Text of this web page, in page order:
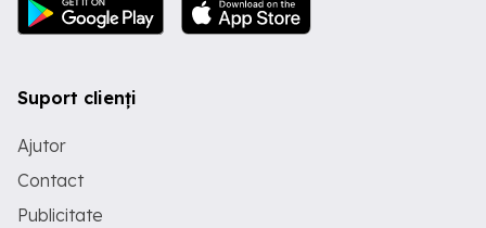
Suport clienți
Ajutor
Contact
Publicitate